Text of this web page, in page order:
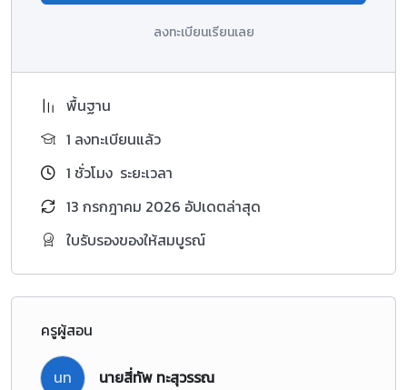
ลงทะเบียนเรียนเลย
พื้นฐาน
1 ลงทะเบียนแล้ว
1 ชั่วโมง ระยะเวลา
13 กรกฎาคม 2026 อัปเดตล่าสุด
ใบรับรองของให้สมบูรณ์
ครูผู้สอน
นท นายสี่ทัพ ทะสุวรรณ